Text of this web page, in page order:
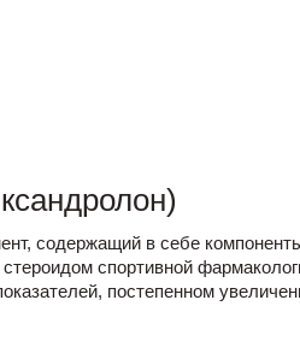
содержащий в себе
спортивной
постепенном